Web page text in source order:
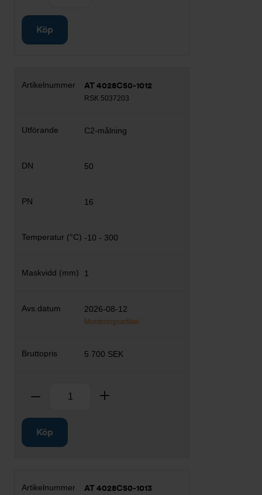
Köp
AT 4028C50-1012
RSK 5037203
C2-målning
50
16
-10 - 300
1
2026-08-12
Monteringsartikel
5 700 SEK
Ta bort
Köp
AT 4028C50-1013